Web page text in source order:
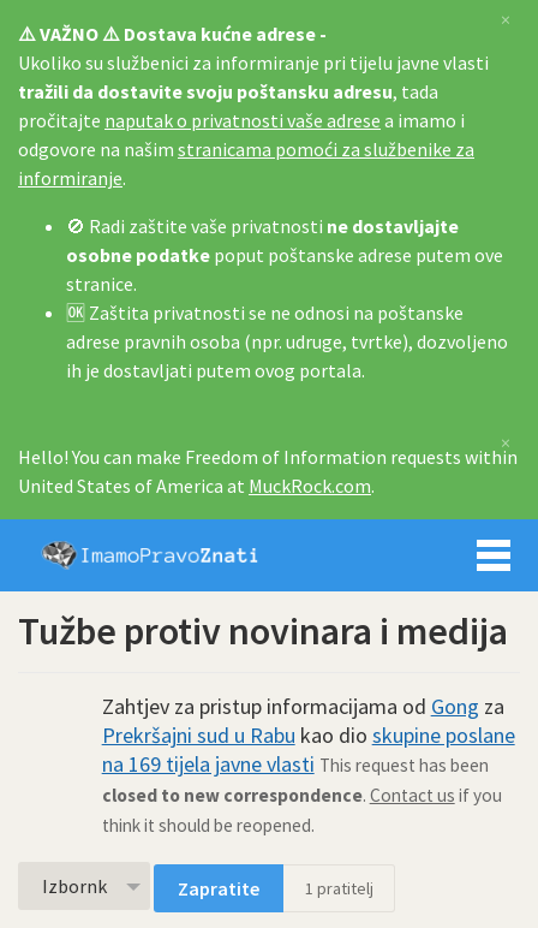
⚠️ VAŽNO ⚠️ Dostava kućne adrese -
Ukoliko su službenici za informiranje pri tijelu javne vlasti
tražili da dostavite svoju poštansku adresu, tada
pročitajte naputak o privatnosti vaše adrese a imamo i
odgovore na našim stranicama pomoći za službenike za
informiranje.
🚫 Radi zaštite vaše privatnosti ne dostavljajte
osobne podatke poput poštanske adrese putem ove
stranice.
🆗 Zaštita privatnosti se ne odnosi na poštanske
adrese pravnih osoba (npr. udruge, tvrtke), dozvoljeno
ih je dostavljati putem ovog portala.
×
Hello! You can make Freedom of Information requests within
United States of America at MuckRock.com.
×
Imamo
Tužbe protiv novinara i medija
Zahtjev za pristup informacijama od Gong za
Prekršajni sud u Rabu kao dio skupine poslane
na 169 tijela javne vlasti This request has been
closed to new correspondence. Contact us if you
think it should be reopened.
Izbornk Zapratite 1 pratitelj